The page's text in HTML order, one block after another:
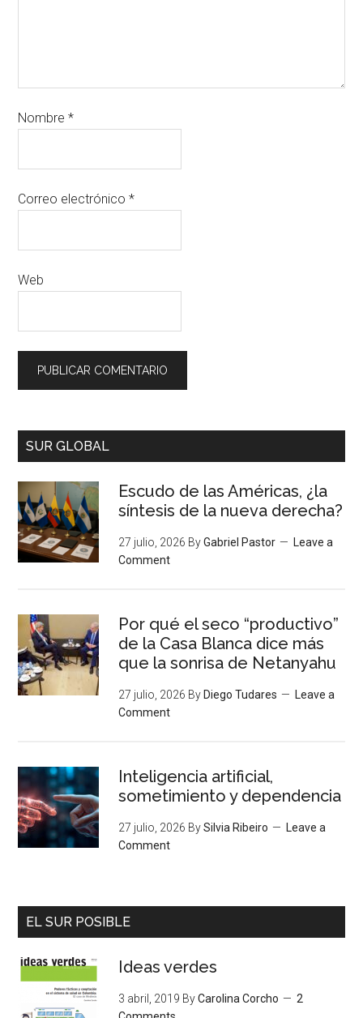
Nombre*
Correo electrónico*
Web
SUR GLOBAL
Escudo de las Américas, ¿la
síntesis de la nueva derecha?
27 julio, 2026 ByGabriel Pastor
Leave a
Comment
Por qué el seco “productivo”
de la Casa Blanca dice más
que la sonrisa de Netanyahu
27 julio, 2026 By Diego Tudares
Leave a
Comment
Inteligencia artificial,
sometimiento y dependencia
27 julio, 2026 BySilvia Ribeiro
Leave a
Comment
EL SUR POSIBLE
Ideas verdes
3 abril, 2019 ByCarolina Corcho
2